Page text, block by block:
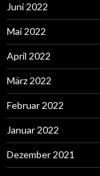
Juni 2022
Mai 2022
April 2022
März 2022
Februar 2022
Januar 2022
Dezember 2021